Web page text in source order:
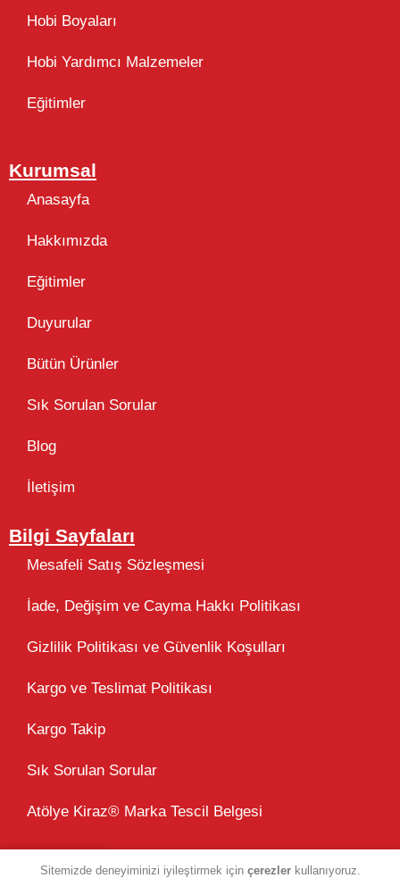
Hobi Boyaları
Hobi Yardımcı Malzemeler
Eğitimler
Kurumsal
Anasayfa
Hakkımızda
Eğitimler
Duyurular
Bütün Ürünler
Sık Sorulan Sorular
Blog
İletişim
Bilgi Sayfaları
Mesafeli Satış Sözleşmesi
İade, Değişim ve Cayma Hakkı Politikası
Gizlilik Politikası ve Güvenlik Koşulları
Kargo ve Teslimat Politikası
Kargo Takip
Sık Sorulan Sorular
Atölye Kiraz® Marka Tescil Belgesi
Sitemizde deneyiminizi iyileştirmek için çerezlerkullanıyoruz.